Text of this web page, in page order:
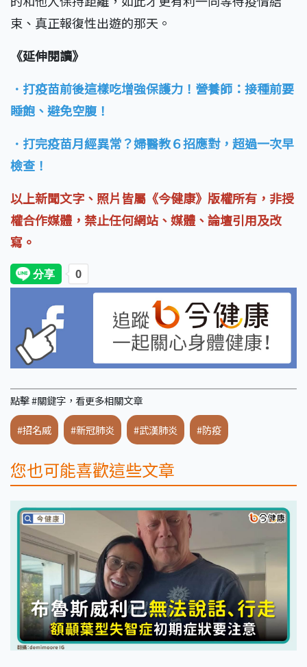
束、真正報復性出遊的那天。
《延伸閱讀》
．打疫苗前後這樣吃增強保護力！營養師：接種前要
睡飽、避免空腹！
．打完疫苗月經異常？婦醫教６招應對，超過一次早
檢查！
以上新聞文字、照片皆屬《今健康》版權所有，非授
權合作媒體，禁止任何網站、媒體、論壇引用及改
寫。
點擊 #關鍵字，看更多相關文章
#招名威 #新冠肺炎 #武漢肺炎 #防疫
您也可能喜歡這些文章